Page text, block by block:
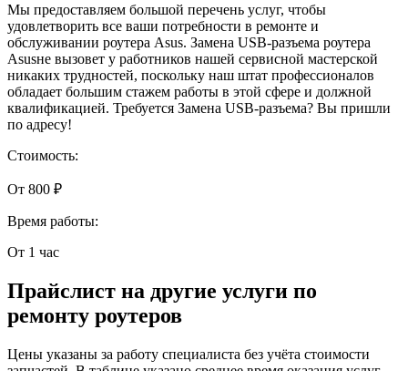
Мы предоставляем большой перечень услуг, чтобы
удовлетворить все ваши потребности в ремонте и
обслуживании роутера Asus. Замена USB-разъема роутера
Asusне вызовет у работников нашей сервисной мастерской
никаких трудностей, поскольку наш штат профессионалов
обладает большим стажем работы в этой сфере и должной
квалификацией. Требуется Замена USB-разъема? Вы пришли
по адресу!
Стоимость:
От 800 ₽
Время работы:
От 1 час
Прайслист на другие услуги по
ремонту роутеров
Цены указаны за работу специалиста без учёта стоимости